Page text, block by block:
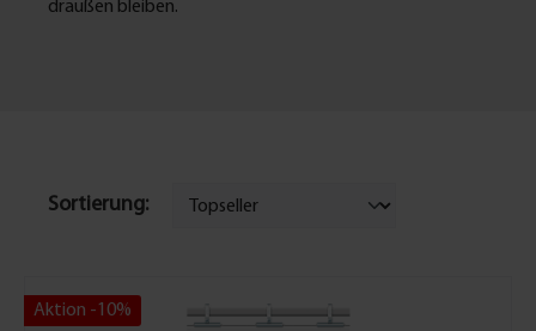
draußen bleiben.
Sortierung:
Aktion -10%